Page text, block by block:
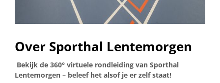
Over Sporthal Lentemorgen
Bekijk de 360° virtuele rondleiding van Sporthal
Lentemorgen – beleef het alsof je er zelf staat!